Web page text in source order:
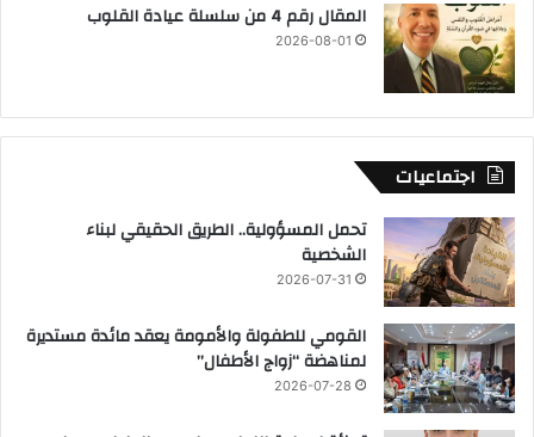
المقال رقم 4 من سلسلة عيادة القلوب
2026-08-01
اجتماعيات
تحمل المسؤولية.. الطريق الحقيقي لبناء
الشخصية
2026-07-31
القومي للطفولة والأمومة يعقد مائدة مستديرة
لمناهضة “زواج الأطفال”
2026-07-28